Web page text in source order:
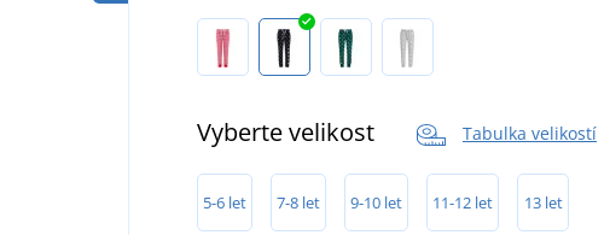
Vyberte velikost Tabulka velikostí
5-6 let 7-8 let 9-10 let 11-12 let 13 let